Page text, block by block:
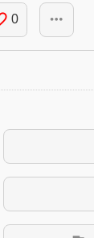
0 more_horiz